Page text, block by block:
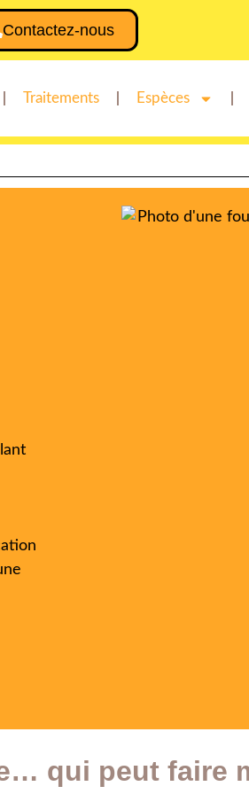
Contactez-nous
Traitements Espèces
qui peut faire